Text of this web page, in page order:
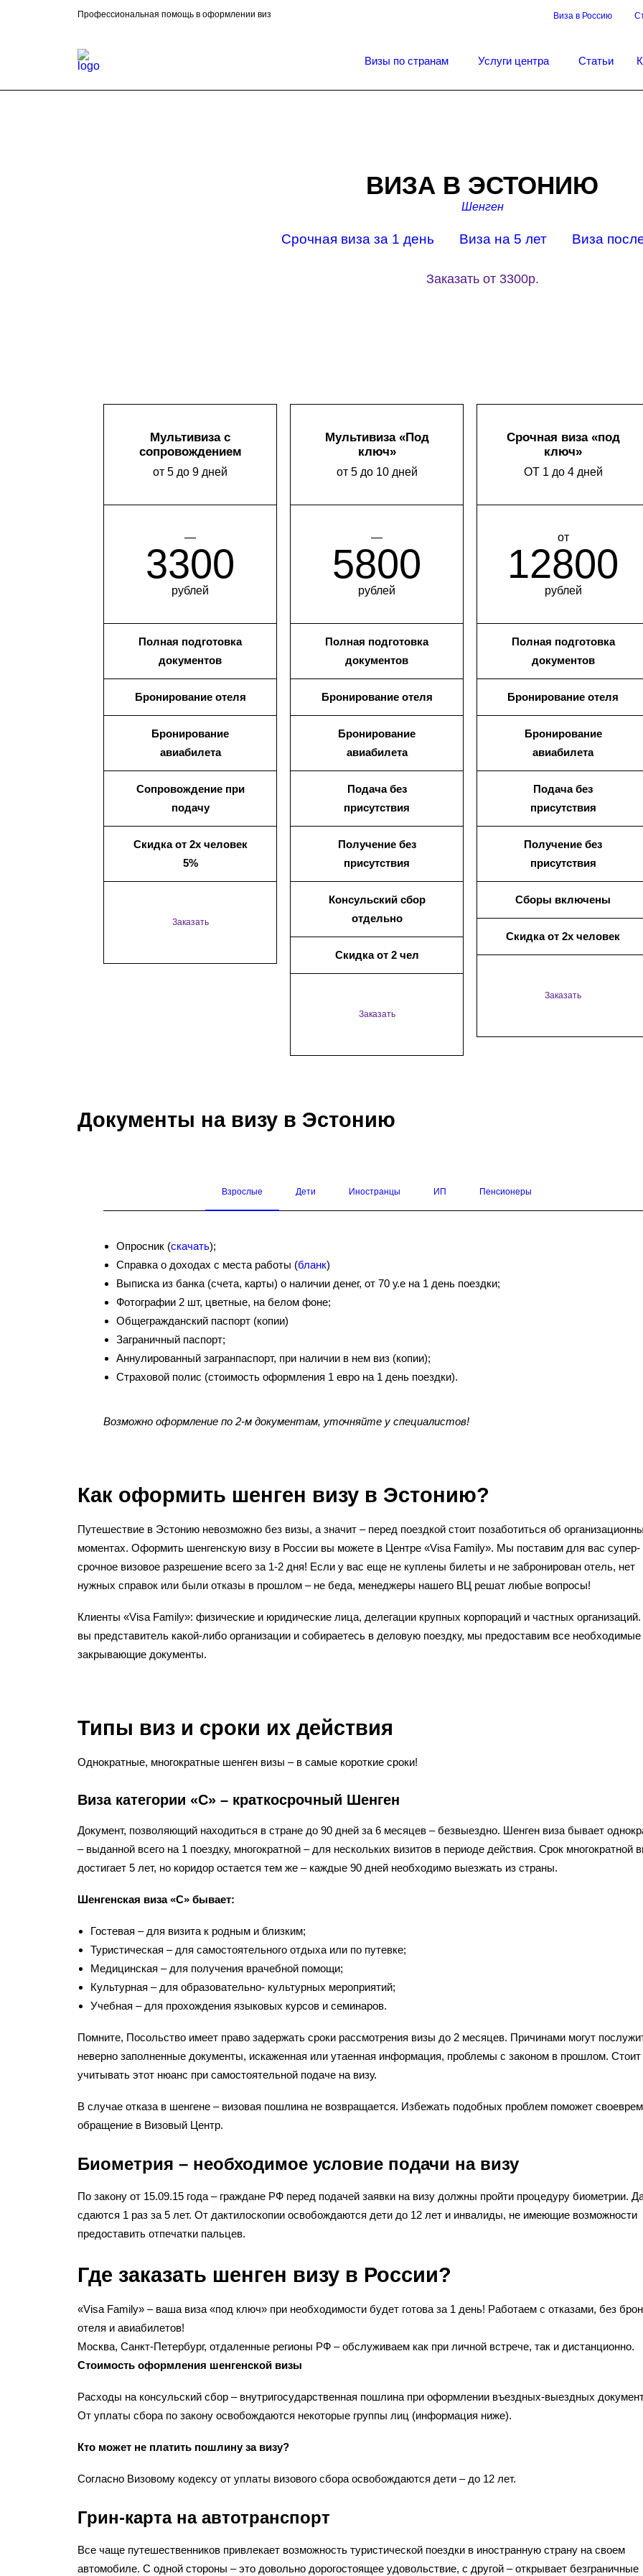
Профессиональная помощь в оформлении виз Виза в Россию
Визы по странам Услуги центра Статьи
ВИЗА В ЭСТОНИЮ
Шенген
Срочная виза за 1 день Виза на 5 лет Виза
Заказать от 3300р.
Мультивиза с
сопровождением
от 5 до 9 дней
—
3300
рублей
Полная подготовка
документов
Бронирование отеля
Бронирование
авиабилета
Сопровождение при
подачу
Скидка от 2х человек
5%
Заказать
Мультивиза «Под
ключ»
от 5 до 10 дней
—
5800
рублей
Полная подготовка
документов
Бронирование отеля
Бронирование
авиабилета
Подача без
присутствия
Получение без
присутствия
Консульский сбор
отдельно
Скидка от 2 чел
Заказать
Срочная виза «под
ключ»
ОТ 1 до 4 дней
от
12800
рублей
Полная подготовка
документов
Бронирование отеля
Бронирование
авиабилета
Подача без
присутствия
Получение без
присутствия
Сборы включены
Скидка от 2х человек
Заказать
Документы на визу в Эстонию
Взрослые Дети Иностранцы ИП Пенсионеры
Опросник (скачать);
Справка о доходах с места работы (бланк)
Выписка из банка (счета, карты) о наличии денег, от 70 у.е на 1 день поездки;
Фотографии 2 шт, цветные, на белом фоне;
Общегражданский паспорт (копии)
Заграничный паспорт;
Аннулированный загранпаспорт, при наличии в нем виз (копии);
Страховой полис (стоимость оформления 1 евро на 1 день поездки).
Возможно оформление по 2-м документам, уточняйте у специалистов!
Как оформить шенген визу в Эстонию?
Путешествие в Эстонию невозможно без визы, а значит – перед поездкой стоит позаботиться об
моментах. Оформить шенгенскую визу в России вы можете в Центре «Visa Family». Мы поставим для вас супер-
срочное визовое разрешение всего за 1-2 дня! Если у вас еще не куплены билеты и не забронирован отель, нет
нужных справок или были отказы в прошлом – не беда, менеджеры нашего ВЦ решат любые вопросы!
Клиенты «Visa Family»: физические и юридические лица, делегации крупных корпораций и частных
вы представитель какой-либо организации и собираетесь в деловую поездку, мы предоставим все необходимые
закрывающие документы.
Типы виз и сроки их действия
Однократные, многократные шенген визы – в самые короткие сроки!
Виза категории «С» – краткосрочный Шенген
Документ, позволяющий находиться в стране до 90 дней за 6 месяцев – безвыездно. Шенген виза бывает
– выданной всего на 1 поездку, многократной – для нескольких визитов в периоде действия. Срок многократной
достигает 5 лет, но коридор остается тем же – каждые 90 дней необходимо выезжать из страны.
Шенгенская виза «С» бывает:
Гостевая – для визита к родным и близким;
Туристическая – для самостоятельного отдыха или по путевке;
Медицинская – для получения врачебной помощи;
Культурная – для образовательно- культурных мероприятий;
Учебная – для прохождения языковых курсов и семинаров.
Помните, Посольство имеет право задержать сроки рассмотрения визы до 2 месяцев. Причинами могут
неверно заполненные документы, искаженная или утаенная информация, проблемы с законом в прошлом. Стоит
учитывать этот нюанс при самостоятельной подаче на визу.
В случае отказа в шенгене – визовая пошлина не возвращается. Избежать подобных проблем поможет
обращение в Визовый Центр.
Биометрия – необходимое условие подачи на визу
По закону от 15.09.15 года – граждане РФ перед подачей заявки на визу должны пройти процедуру биометрии.
сдаются 1 раз за 5 лет. От дактилоскопии освобождаются дети до 12 лет и инвалиды, не имеющие возможности
предоставить отпечатки пальцев.
Где заказать шенген визу в России?
«Visa Family» – ваша виза «под ключ» при необходимости будет готова за 1 день! Работаем с отказами, без
отеля и авиабилетов!
Москва, Санкт-Петербург, отдаленные регионы РФ – обслуживаем как при личной встрече, так и дистанционно.
Стоимость оформления шенгенской визы
Расходы на консульский сбор – внутригосударственная пошлина при оформлении въездных-выездных
От уплаты сбора по закону освобождаются некоторые группы лиц (информация ниже).
Кто может не платить пошлину за визу?
Согласно Визовому кодексу от уплаты визового сбора освобождаются дети – до 12 лет.
Грин-карта на автотранспорт
Все чаще путешественников привлекает возможность туристической поездки в иностранную страну на своем
автомобиле. С одной стороны – это довольно дорогостоящее удовольствие, с другой – открывает безграничные